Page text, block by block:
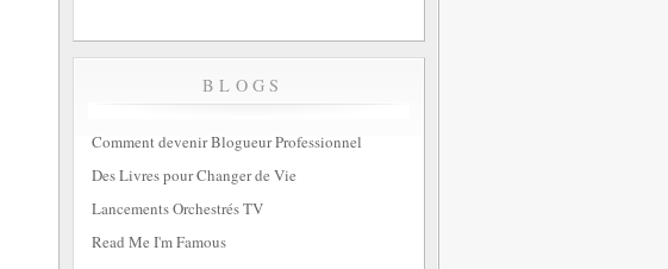
BLOGS
Comment devenir Blogueur Professionnel
Des Livres pour Changer de Vie
Lancements Orchestrés TV
Read Me I'm Famous